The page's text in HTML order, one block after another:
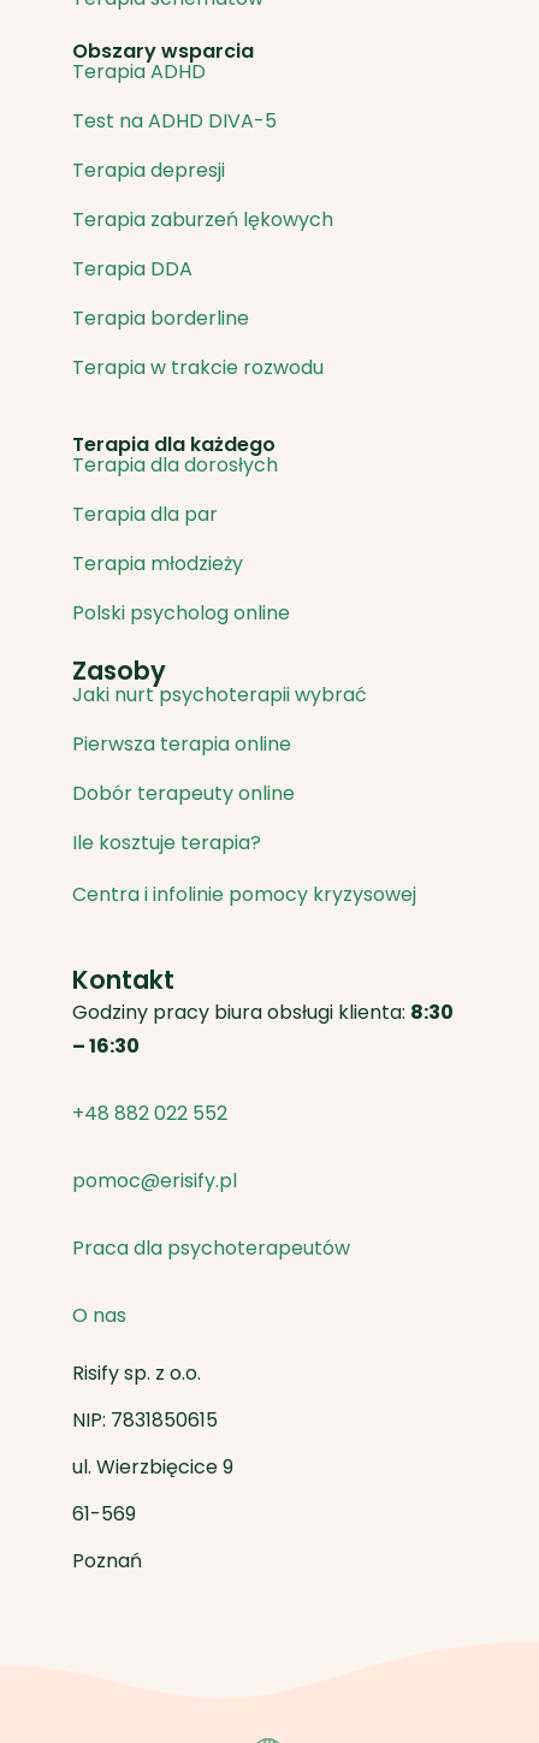
Obszary wsparcia
Terapia ADHD
Test na ADHD DIVA-5
Terapia depresji
Terapia zaburzeń lękowych
Terapia DDA
Terapia borderline
Terapia w trakcie rozwodu
Terapia dla każdego
Terapia dla dorosłych
Terapia dla par
Terapia młodzieży
Polski psycholog online
Zasoby
Jaki nurt psychoterapii wybrać
Pierwsza terapia online
Dobór terapeuty online
Ile kosztuje terapia?
Centra i infolinie pomocy kryzysowej
Kontakt
Godziny pracy biura obsługi klienta: 8:30
– 16:30
+48 882 022 552
pomoc@erisify.pl
Praca dla psychoterapeutów
O nas
Risify sp. z o.o.
NIP: 7831850615
ul. Wierzbięcice 9
61-569
Poznań